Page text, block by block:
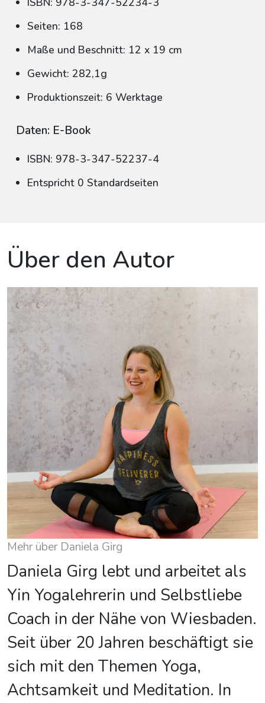
Seiten: 168
Maße und Beschnitt: 12 x 19 cm
Gewicht: 282,1g
Produktionszeit: 6 Werktage
Daten: E-Book
ISBN: 978-3-347-52237-4
Entspricht 0 Standardseiten
Über den Autor
Mehr über Daniela Girg
Daniela Girg lebt und arbeitet als
Yin Yogalehrerin und Selbstliebe
Coach in der Nähe von Wiesbaden.
Seit über 20 Jahren beschäftigt sie
sich mit den Themen Yoga,
Achtsamkeit und Meditation. In